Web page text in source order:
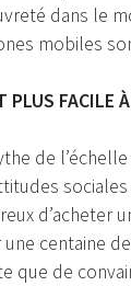
dans le
mobiles
FACILE
de
d’acheter
centaine
que de